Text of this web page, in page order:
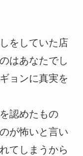
をしていた店
はあなたでし
ョンに真実を
認めたもの
が怖いと言い
てしまうから